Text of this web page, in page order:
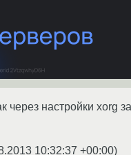
через настройки xorg
10:32:37 +00:00)